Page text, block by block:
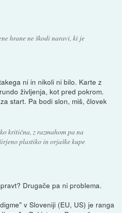
hrane ne škodi naravi, ki je
ni in nikoli ni bilo. Karte z
življenja, kot pred pokrom.
start. Pa bodi slon, miš, človek
kritična, z razmahom pa na
plastiko in orjaške kupe
Drugače pa ni problema.
v Sloveniji (EU, US) je ranga